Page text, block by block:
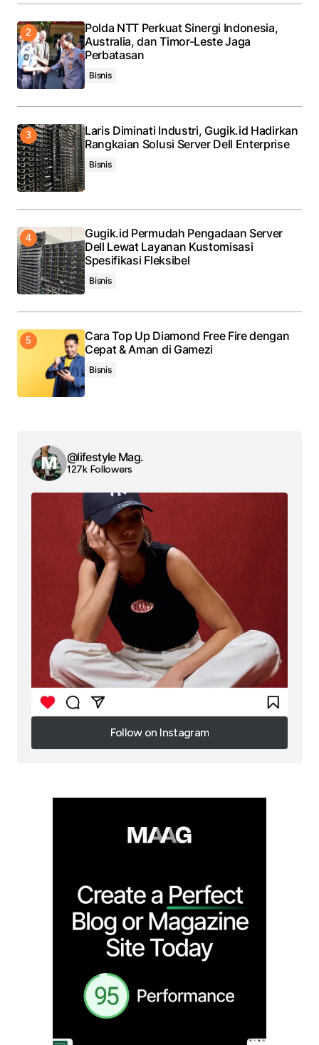
Polda NTT Perkuat Sinergi Indonesia,
Australia, dan Timor-Leste Jaga
Perbatasan
Bisnis
Laris Diminati Industri, Gugik.id Hadirkan
Rangkaian Solusi Server Dell Enterprise
Bisnis
Gugik.id Permudah Pengadaan Server
Dell Lewat Layanan Kustomisasi
Spesifikasi Fleksibel
Bisnis
Cara Top Up Diamond Free Fire dengan
Cepat & Aman di Gamezi
Bisnis
@lifestyle Mag.
127k Followers
Follow on Instagram
Follow on Instagram